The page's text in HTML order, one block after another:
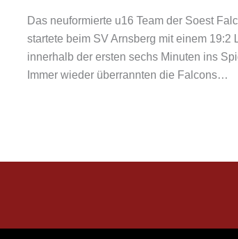
Das neuformierte u16 Team der Soest
startete beim SV Arnsberg mit einem 19:2
innerhalb der ersten sechs Minuten ins
Immer wieder überrannten die Falcons…